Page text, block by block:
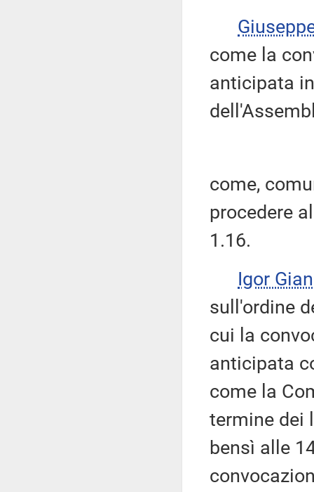
come la
anticipata
come,
procedere
1.16.
Igor
sull'ordine
cui la
anticipata
come la
termine dei
bensì alle